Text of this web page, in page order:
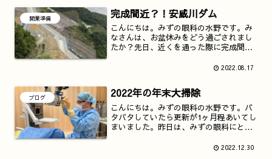
～16時 手術・...
開業準備 完成間近？！安威川ダム
こんにちは。みずの眼科の水野です。み
なさんは、お盆休みをどう過ごされまし
たか？先日、近くを通った際に完成間近
まだ小学生だった３０年以上も前からは
う完成しそうですね。写真...
2022.08.17
ブログ 2022年の年末大掃除
こんにちは。みずの眼科の水野です。バ
タバタしていたら更新が1ヶ月程あいてし
まいました。昨日は、みずの眼科にとっ
後にはみんなで初めての大掃除をしまし
2022.12.30